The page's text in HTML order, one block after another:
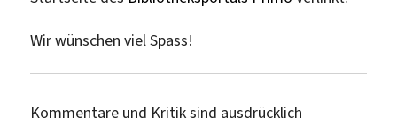
Wir wünschen viel Spass!
Kommentare und Kritik sind ausdrücklich